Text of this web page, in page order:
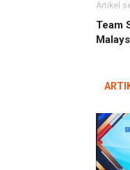
Artikel
Team